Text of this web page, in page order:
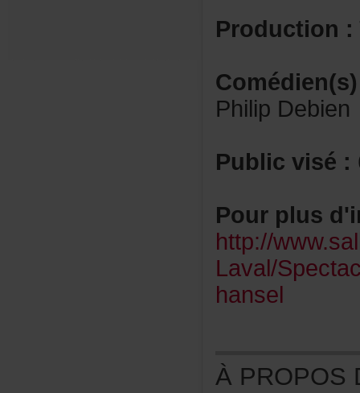
Production:
PhilipDebien
Publicvisé:
http://
Laval/
hansel